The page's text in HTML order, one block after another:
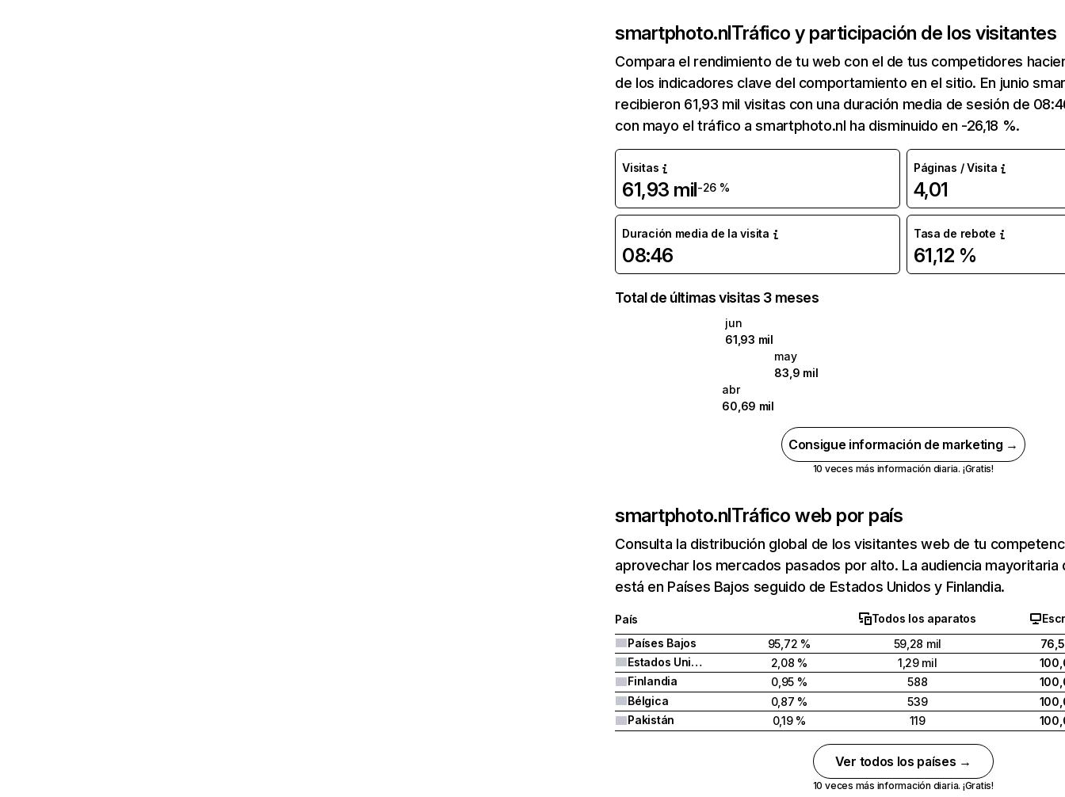
smartphoto.nlTráfico y participación de los visitantes
Compara el rendimiento de tu web con el de tus competidores
de los indicadores clave del comportamiento en el sitio. En junio
recibieron 61,93 mil visitas con una duración media de sesión de
con mayo el tráfico a smartphoto.nl ha disminuido en -26,18 %.
Visitas
61,93 mil-26 %
Páginas / Visita
4,01
Duración media de la visita
08:46
Tasa de rebote
61,12 %
Total de últimas visitas 3 meses
jun
61,93 mil
may
83,9 mil
abr
60,69 mil
Consigue información de marketing →
10 veces más información diaria. ¡Gratis!
smartphoto.nlTráfico web por país
Consulta la distribución global de los visitantes web de tu
aprovechar los mercados pasados por alto. La audiencia mayoritaria
está en Países Bajos seguido de Estados Unidos y Finlandia.
País Todos los aparatos
Países Bajos
95,72 % 59,28 mil
Estados Unidos
2,08 % 1,29 mil
Finlandia
0,95 % 588
Bélgica
0,87 % 539
Pakistán
0,19 % 119
Ver todos los países →
10 veces más información diaria. ¡Gratis!